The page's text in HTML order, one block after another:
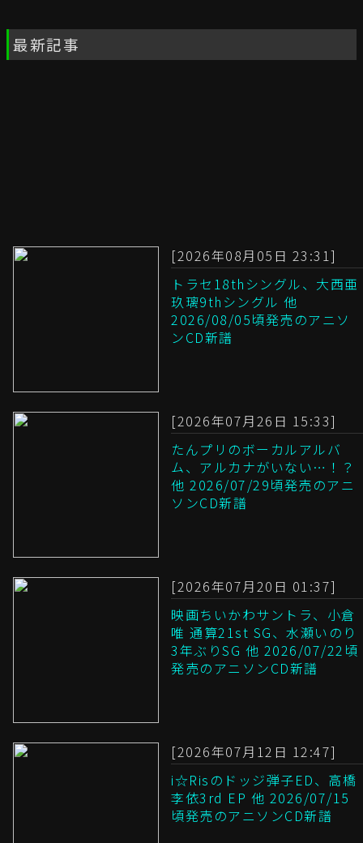
最新記事
[2026年08月05日 23:31]
トラセ18thシングル、大西亜
玖璃9thシングル 他
2026/08/05頃発売のアニソ
ンCD新譜
[2026年07月26日 15:33]
たんプリのボーカルアルバ
ム、アルカナがいない…！？
他 2026/07/29頃発売のアニ
ソンCD新譜
[2026年07月20日 01:37]
映画ちいかわサントラ、小倉
唯 通算21st SG、水瀬いのり
3年ぶりSG 他 2026/07/22頃
発売のアニソンCD新譜
[2026年07月12日 12:47]
i☆Risのドッジ弾子ED、高橋
李依3rd EP 他 2026/07/15
頃発売のアニソンCD新譜